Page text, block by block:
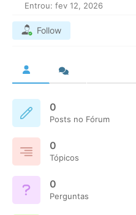
Entrou: fev 12, 2026
Follow
0
Posts no Fórum
0
Tópicos
0
Perguntas